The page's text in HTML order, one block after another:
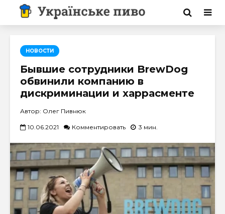
НОВОСТИ
Бывшие сотрудники BrewDog
обвинили компанию в
дискриминации и харрасменте
Автор: Олег Пивнюк
10.06.2021 Комментировать 3 мин.